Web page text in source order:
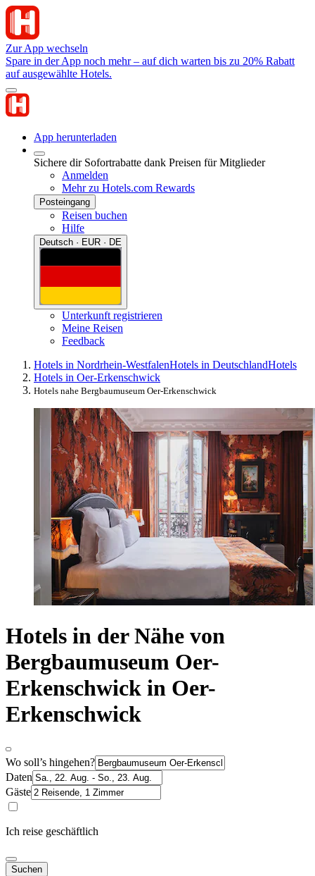
Zur App wechseln
Spare in der App noch mehr – auf dich warten bis zu 20% Rabatt
auf ausgewählte Hotels.
App herunterladen
Sichere dir Sofortrabatte dank Preisen für Mitglieder
Anmelden
Mehr zu Hotels.com Rewards
Posteingang
Reisen buchen
Hilfe
Deutsch · EUR · DE
Unterkunft registrieren
Meine Reisen
Feedback
Hotels in Nordrhein-WestfalenHotels in DeutschlandHotels
Hotels in Oer-Erkenschwick
Hotels nahe Bergbaumuseum Oer-Erkenschwick
Hotels in der Nähe von
Bergbaumuseum Oer-
Erkenschwick in Oer-
Erkenschwick
Wo soll’s hingehen?
Daten
Gäste
Ich reise geschäftlich
Suchen